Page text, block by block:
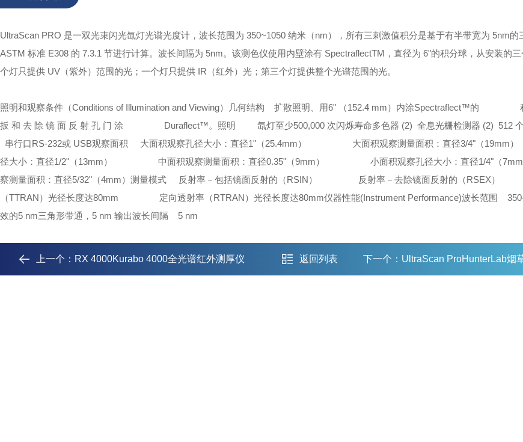
UltraScan PRO 是一双光束闪光氙灯光谱光度计，波长范围为 350~1050 纳米（nm），所有三刺激值积分是基于有半带宽为 5nm的
ASTM 标准 E308 的 7.3.1 节进行计算。波长间隔为 5nm。 该测色仪使用内壁涂有 SpectraflectTM，直径为 6"的积分球，从安装的三
个灯只提供 UV（紫外）范围的光；一个灯只提供 IR（红外）光；第三个灯提供整个光谱范围的光。
照明和观察条件（Conditions of Illumination and Viewing） 几何结构 扩散照明、用6" （152.4 mm）内涂Spectraflect™的 积 分
扳 和 去 除 镜 面 反 射 孔 门 涂 Duraflect™。 照明 氙灯至少500,000 次闪烁寿命多色器 (2) 全息光栅检测器 (2) 512
串行口RS-232或 USB观察面积 大面积观察孔径大小：直径1"（25.4mm） 大面积观察测量面积：直径3/4"（19mm）
径大小：直径1/2"（13mm）
中面积观察测量面积：直径0.35"（9mm） 小面积观察孔径大小：直径1/4"（7mm
察测量面积：直径5/32"（4mm） 测量模式 反射率－包括镜面反射的（RSIN） 反射率－去除镜面反射的（RSEX）
（TTRAN）光径长度达80mm 定向透射率（RTRAN）光径长度达80mm仪器性能(Instrument Performance)波长范围
效的5 nm三角形带通，5 nm 输出波长间隔 5 nm
上一个： RX 4000Kurabo 4000全光谱红外测厚仪 返回列表 下一个： UltraScan ProHunterLab烟